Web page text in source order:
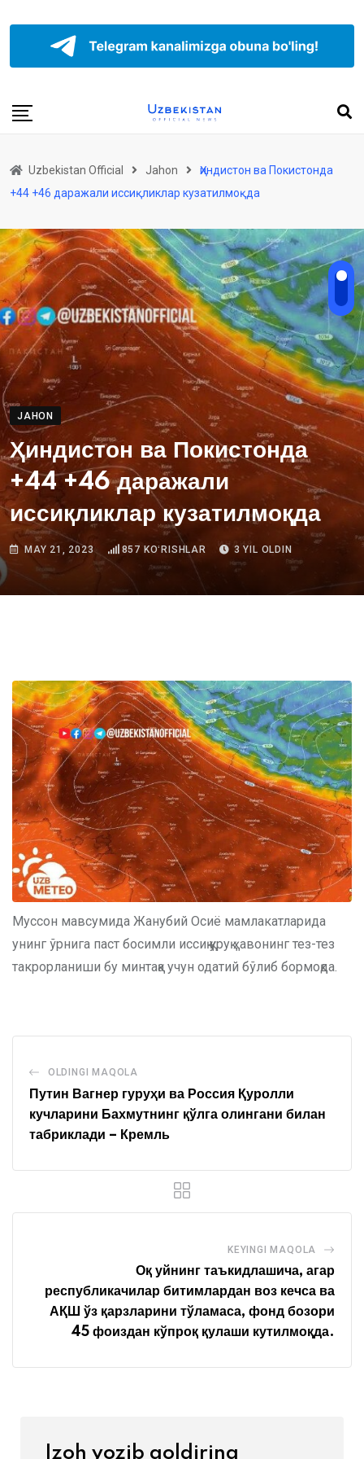
Uzbekistan Official Jahon
Ҳиндистон ва Покистонда
+44 +46 даражали иссиқликлар кузатилмоқда
JAHON
Ҳиндистон ва Покистонда
+44 +46 даражали
иссиқликлар кузатилмоқда
MAY 21, 2023 857 KOʻRISHLAR 3 YIL OLDIN
Муссон мавсумида Жанубий Осиё мамлакатларида
унинг ўрнига паст босимли иссиқ қуруқ ҳавонинг тез-тез
такрорланиши бу минтақа учун одатий бўлиб бормоқда.
OLDINGI MAQOLA
Путин Вагнер гуруҳи ва Россия Қуролли
кучларини Бахмутнинг қўлга олингани билан
табриклади – Кремль
KEYINGI MAQOLA
Оқ уйнинг таъкидлашича, агар
республикачилар битимлардан воз кечса ва
АҚШ ўз қарзларини тўламаса, фонд бозори
45 фоиздан кўпроқ қулаши кутилмоқда.
Izoh yozib qoldiring